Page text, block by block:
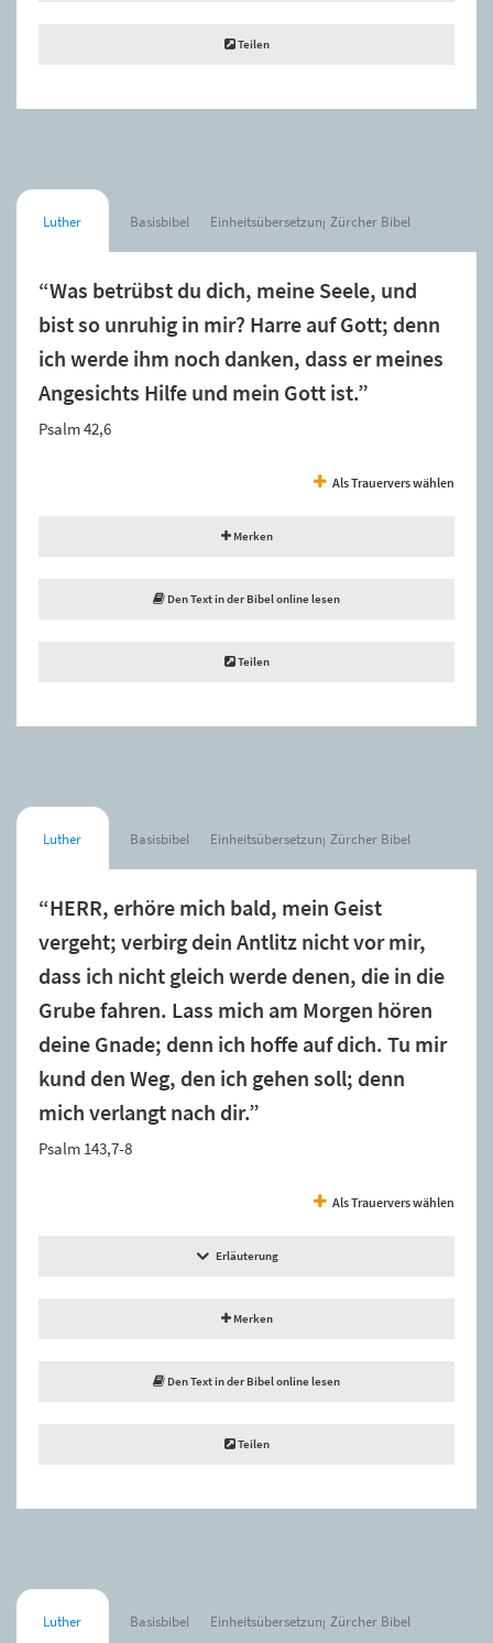
Teilen
Luther Basisbibel Einheitsübersetzung Zürcher Bibel
“Was betrübst du dich, meine Seele, und
bist so unruhig in mir? Harre auf Gott; denn
ich werde ihm noch danken, dass er meines
Angesichts Hilfe und mein Gott ist.”
Psalm 42,6
Als Trauervers wählen
Merken
Den Text in der Bibel online lesen
Teilen
Luther Basisbibel Einheitsübersetzung Zürcher Bibel
“HERR, erhöre mich bald, mein Geist
vergeht; verbirg dein Antlitz nicht vor mir,
dass ich nicht gleich werde denen, die in die
Grube fahren. Lass mich am Morgen hören
deine Gnade; denn ich hoffe auf dich. Tu mir
kund den Weg, den ich gehen soll; denn
mich verlangt nach dir.”
Psalm 143,7-8
Als Trauervers wählen
Erläuterung
Merken
Den Text in der Bibel online lesen
Teilen
Luther Basisbibel Einheitsübersetzung Zürcher Bibel